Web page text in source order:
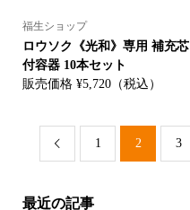
福生ショップ
ロウソク《光和》専用 補充芯
付容器 10本セット
販売価格 ¥5,720（税込）
 1 2 3
最近の記事